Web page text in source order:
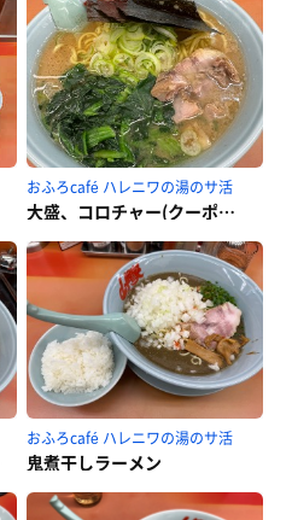
おふろcafé ハレニワの湯のサ活
大盛、コロチャー(クーポン)、ほうれん草増しトッピング
おふろcafé ハレニワの湯のサ活
鬼煮干しラーメン